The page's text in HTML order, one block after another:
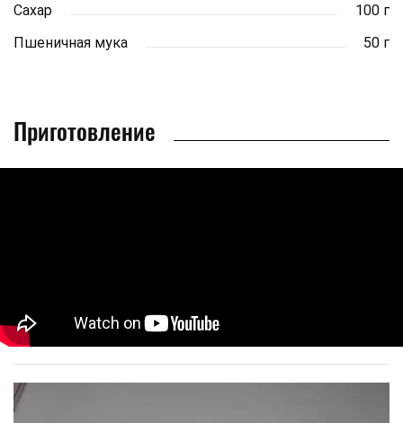
Сахар
100 г
Пшеничная мука
50 г
Приготовление